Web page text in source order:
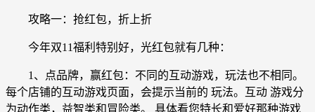
攻略一：抢红包，折上折
今年双11福利特别好，光红包就有几种：
1、点品牌，赢红包：不同的互动游戏，玩法也不相同。
每个店铺的互动游戏页面，会提示当前的 玩法。互动 游戏分
为动作类，益智类和冒险类。 具体看您特长和爱好那种游戏